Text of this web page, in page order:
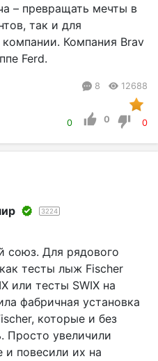
– превращать мечты в
так и для
Компания Brav
Ferd.
8 12688
0 0 0
3224
союз. Для рядового
тесты лыж Fischer
или тесты SWIX на
фабричная установка
которые и без
Просто увеличили
и повесили их на